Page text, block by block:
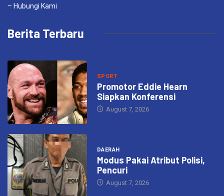
– Hubungi Kami
Berita Terbaru
SPORT
Promotor Eddie Hearn
Siapkan Konferensi
August 7, 2026
DAERAH
Modus Pakai Atribut Polisi,
Pencuri
August 7, 2026